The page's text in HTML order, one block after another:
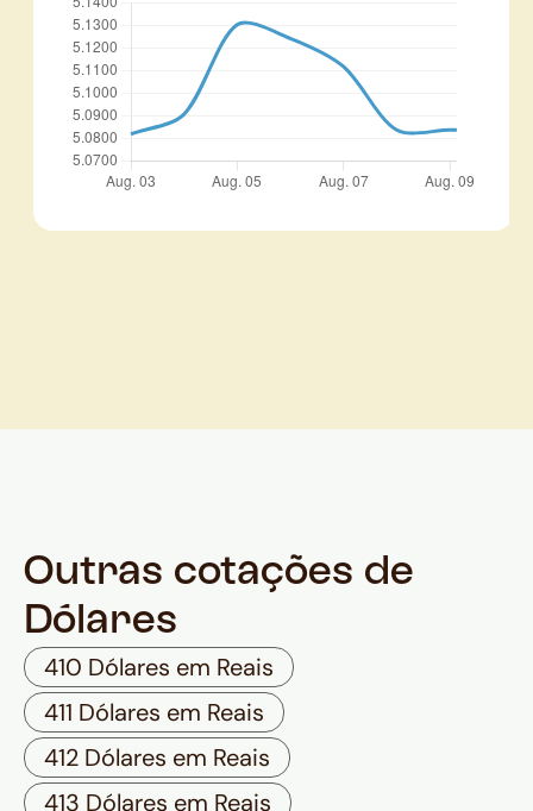
Outras cotações de
Dólares
410 Dólares em Reais
411 Dólares em Reais
412 Dólares em Reais
413 Dólares em Reais